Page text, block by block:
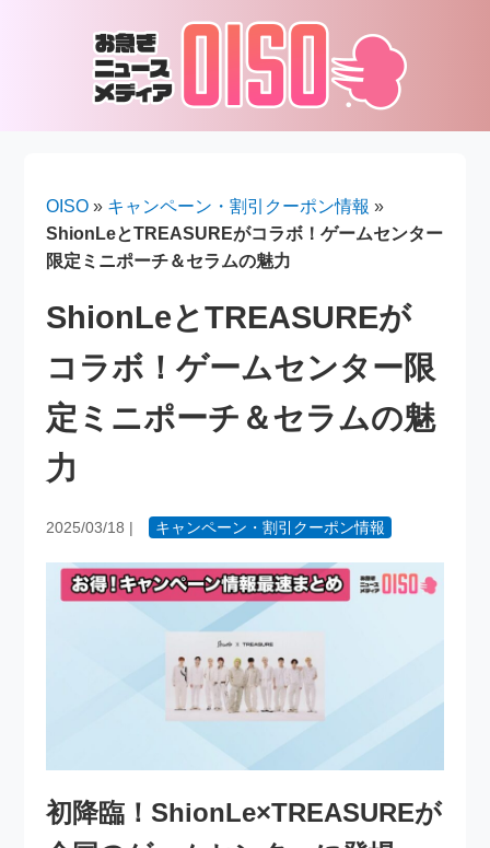
OISO » キャンペーン・割引クーポン情報 »
ShionLeとTREASUREがコラボ！ゲームセンター
限定ミニポーチ＆セラムの魅力
ShionLeとTREASUREが
コラボ！ゲームセンター限
定ミニポーチ＆セラムの魅
力
2025/03/18 | キャンペーン・割引クーポン情報
初降臨！ShionLe×TREASUREが